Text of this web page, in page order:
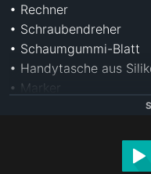
• Rechner
• Schraubendreher
• Schaumgummi-Blatt
• Handytasche aus
• Marker